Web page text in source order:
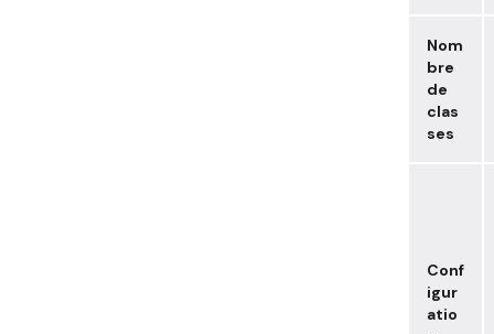
Nom
bre
de
clas
ses
Conf
igur
atio